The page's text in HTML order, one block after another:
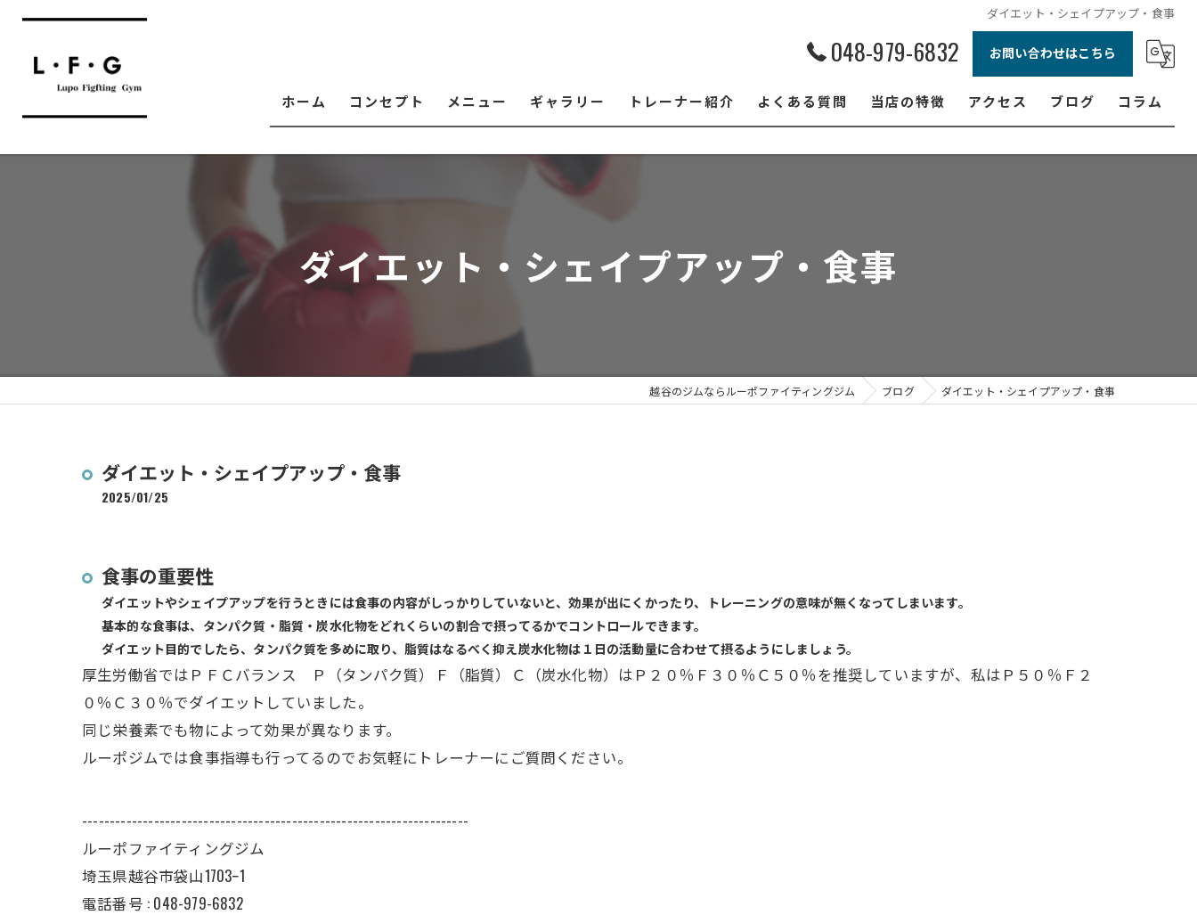
ダイエット・シェイプアップ・食事
048-979-6832 お問い合わせはこちら
ホーム コンセプト メニュー ギャラリー トレーナー紹介 よくある質問 当店の特徴
ボクシング
フィットネス
アクセス ブログ コラム
ダイエット・シェイプアップ・食事
越谷のジムならルーポファイティングジム ブログ ダイエット・シェイプアップ・食事
ダイエット・シェイプアップ・食事
2025/01/25
食事の重要性
ダイエットやシェイプアップを行うときには食事の内容がしっかりしていないと、効果が出にくかったり、トレーニングの意味が無くなってしまいます。
基本的な食事は、タンパク質・脂質・炭水化物をどれくらいの割合で摂ってるかでコントロールできます。
ダイエット目的でしたら、タンパク質を多めに取り、脂質はなるべく抑え炭水化物は１日の活動量に合わせて摂るようにしましょう。
厚生労働省ではＰＦＣバランス Ｐ（タンパク質）Ｆ（脂質）Ｃ（炭水化物）はＰ２０％Ｆ３０％Ｃ５０％を推奨していますが、私はＰ５０％Ｆ２
０％Ｃ３０％でダイエットしていました。
同じ栄養素でも物によって効果が異なります。
ルーポジムでは食事指導も行ってるのでお気軽にトレーナーにご質問ください。
----------------------------------------------------------------------
ルーポファイティングジム
埼玉県越谷市袋山1703ｰ1
電話番号 : 048-979-6832